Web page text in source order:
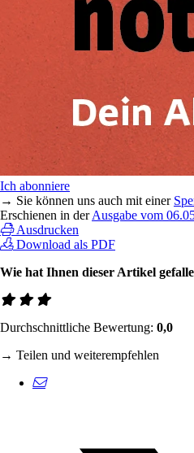
Ich abonniere
→ Sie können uns auch mit einer
Erschienen in derAusgabe vom
Ausdrucken
Download als PDF
Wie hat Ihnen dieser Artikel
Durchschnittliche Bewertung: 0,0
→ Teilen und weiterempfehlen